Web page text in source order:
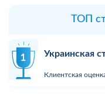
ТОП
Украинская
Клиентская